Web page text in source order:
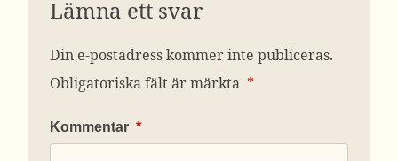
Lämna ett svar
Din e-postadress kommer inte publiceras.
Obligatoriska fält är märkta *
Kommentar *